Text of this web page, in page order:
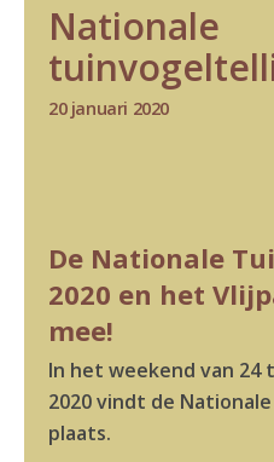
Nationale
20 januari 2020
De Nationale
2020 en het
mee!
In het weekend van 24
2020 vindt de
plaats.